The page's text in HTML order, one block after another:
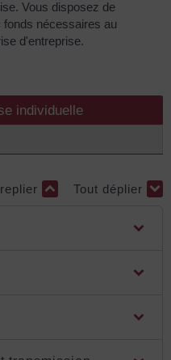
Vous disposez de
nécessaires au
d'entreprise.
individuelle
Tout déplier